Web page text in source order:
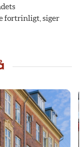
fortrinligt, siger